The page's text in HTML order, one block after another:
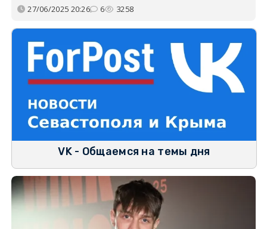
27/06/2025 20:26 6 3258
VK - Общаемся на темы дня